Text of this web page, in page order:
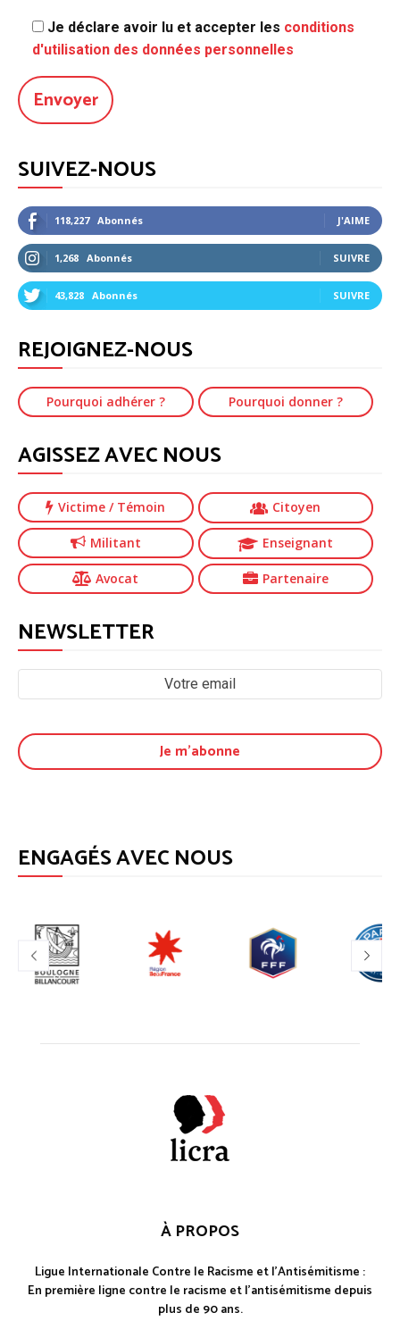
Je déclare avoir lu et accepter les conditions
d'utilisation des données personnelles
SUIVEZ-NOUS
118,227 Abonnés J'AIME
1,268 Abonnés SUIVRE
43,828 Abonnés SUIVRE
REJOIGNEZ-NOUS
Pourquoi adhérer ? Pourquoi donner ?
AGISSEZ AVEC NOUS
Victime/ Témoin Citoyen
Militant Enseignant
Avocat Partenaire
NEWSLETTER
ENGAGÉS AVEC NOUS
À PROPOS
Ligue Internationale Contre le Racisme et l'Antisémitisme :
En première ligne contre le racisme et l'antisémitisme depuis
plus de 90 ans.